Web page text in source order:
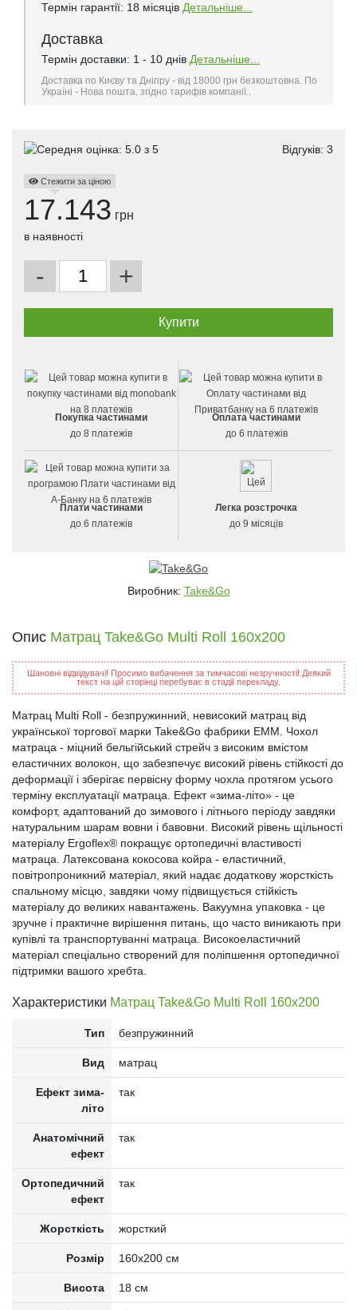
Термін гарантії: 18 місяців Детальніше...
Доставка
Термін доставки: 1 - 10 днів Детальніше...
Доставка по Києву та Дніпру - від 18000 грн безкоштовна. По
Україні - Нова пошта, згідно тарифів компанії..
Відгуків: 3
Стежити за ціною
17.143 грн
в наявності
- +
Покупка частинами
до 8 платежів
Оплата частинами
до 6 платежів
Плати частинами
до 6 платежів
Легка розстрочка
до 9 місяців
Виробник: Take&Go
Опис Матрац Take&Go Multi Roll 160x200
Шановні відвідувачі! Просимо вибачення за тимчасові незручності! Деякий
текст на цій сторінці перебуває в стадії перекладу.
Матрац Multi Roll - безпружинний, невисокий матрац від
української торгової марки Take&Go фабрики ЕММ. Чохол
матраца - міцний бельгійський стрейч з високим вмістом
еластичних волокон, що забезпечує високий рівень стійкості до
деформації і зберігає первісну форму чохла протягом усього
терміну експлуатації матраца. Ефект «зима-літо» - це
комфорт, адаптований до зимового і літнього періоду завдяки
натуральним шарам вовни і бавовни. Високий рівень щільності
матеріалу Ergoflex® покращує ортопедичні властивості
матраца. Латексована кокосова койра - еластичний,
повітропроникний матеріал, який надає додаткову жорсткість
спальному місцю, завдяки чому підвищується стійкість
матеріалу до великих навантажень. Вакуумна упаковка - це
зручне і практичне вирішення питань, що часто виникають при
купівлі та транспортуванні матраца. Високоеластичний
матеріал спеціально створений для поліпшення ортопедичної
підтримки вашого хребта.
Характеристики Матрац Take&Go Multi Roll 160x200
Тип безпружинний
Вид матрац
Ефект зима-
літо
так
Анатомічний
ефект
так
Ортопедичний
ефект
так
Жорсткість жорсткий
Розмір 160x200 см
Висота 18 см